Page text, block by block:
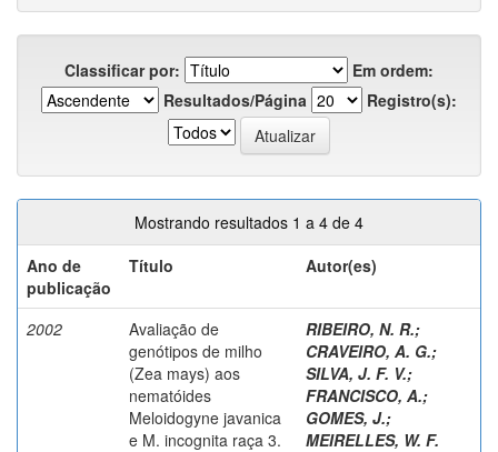
Classificar por:
Em ordem:
Resultados/Página
Registro(s):
Mostrando resultados 1 a 4 de 4
Ano de
publicação
Título Autor(es)
2002
Avaliação de
genótipos de milho
(Zea mays) aos
nematóides
Meloidogyne javanica
e M. incognita raça 3.
RIBEIRO, N. R.;
CRAVEIRO, A. G.;
SILVA, J. F. V.;
FRANCISCO, A.;
GOMES, J.;
MEIRELLES, W. F.